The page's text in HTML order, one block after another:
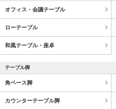
オフィス・会議テーブル
ローテーブル
和風テーブル・座卓
テーブル脚
角ベース脚
カウンターテーブル脚